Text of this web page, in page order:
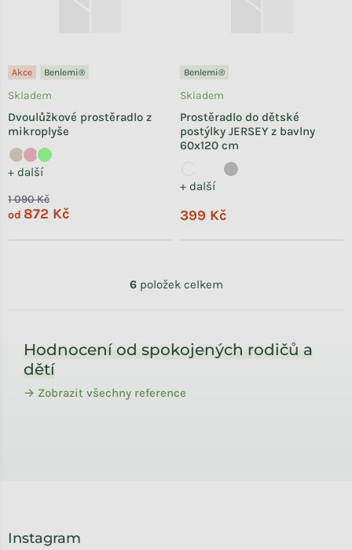
Akce Benlemi®
Dvoulůžkové prostěradlo z
mikroplyše
+ další
Skladem
1 090 Kč
od 872 Kč
Benlemi®
Prostěradlo do dětské
postýlky JERSEY z bavlny
60x120 cm
+ další
Skladem
399 Kč
6položek celkem
Hodnocení od spokojených rodičů a
dětí
→ Zobrazit všechny reference
Instagram